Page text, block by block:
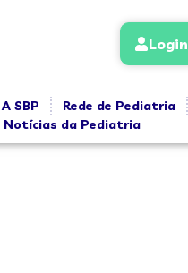
Login
A SBP Rede de Pediatria
Notícias da Pediatria